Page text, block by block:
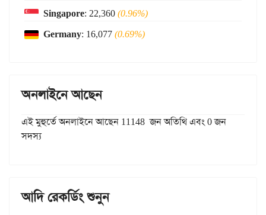
Singapore: 22,360(0.96%)
Germany: 16,077(0.69%)
অনলাইনে আছেন
এই মুহুর্তে অনলাইনে আছেন 11148 জন অতিথি এবং 0 জন
সদস্য
আদি রেকর্ডিং শুনুন